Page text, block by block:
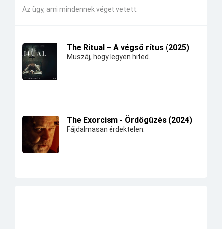
Az ügy, ami mindennek véget vetett.
The Ritual – A végső rítus (2025)
Muszáj, hogy legyen hited.
The Exorcism - Ördögűzés (2024)
Fájdalmasan érdektelen.